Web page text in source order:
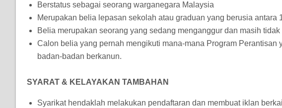
Berstatus sebagai seorang warganegara Malaysia
Merupakan belia lepasan sekolah atau graduan yang berusia antara
Belia merupakan seorang yang sedang menganggur dan masih
Calon belia yang pernah mengikuti mana-mana Program Perantisan
badan-badan berkanun.
SYARAT & KELAYAKAN TAMBAHAN
Syarikat hendaklah melakukan pendaftaran dan membuat iklan